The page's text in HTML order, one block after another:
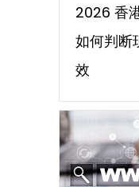
2026 香
如何判断
效